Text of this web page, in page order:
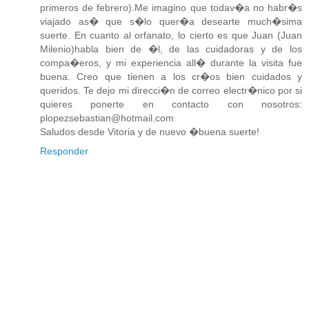
primeros de febrero).Me imagino que todav�a no habr�s
viajado as� que s�lo quer�a desearte much�sima
suerte. En cuanto al orfanato, lo cierto es que Juan (Juan
Milenio)habla bien de �l, de las cuidadoras y de los
compa�eros, y mi experiencia all� durante la visita fue
buena. Creo que tienen a los cr�os bien cuidados y
queridos. Te dejo mi direcci�n de correo electr�nico por si
quieres ponerte en contacto con nosotros:
plopezsebastian@hotmail.com
Saludos desde Vitoria y de nuevo �buena suerte!
Responder